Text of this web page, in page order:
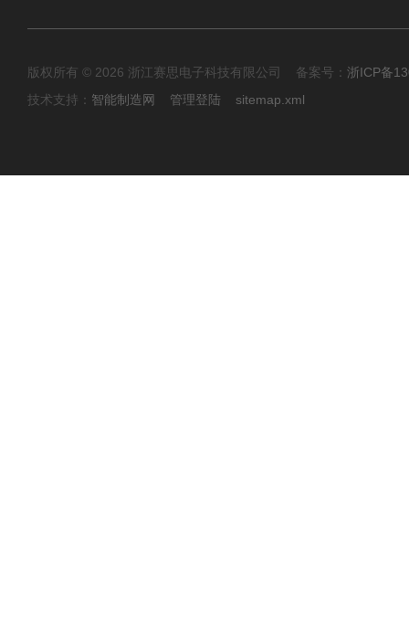
版权所有 © 2026 浙江赛思电子科技有限公司 备案号： 浙ICP备
技术支持： 智能制造网 管理登陆 sitemap.xml